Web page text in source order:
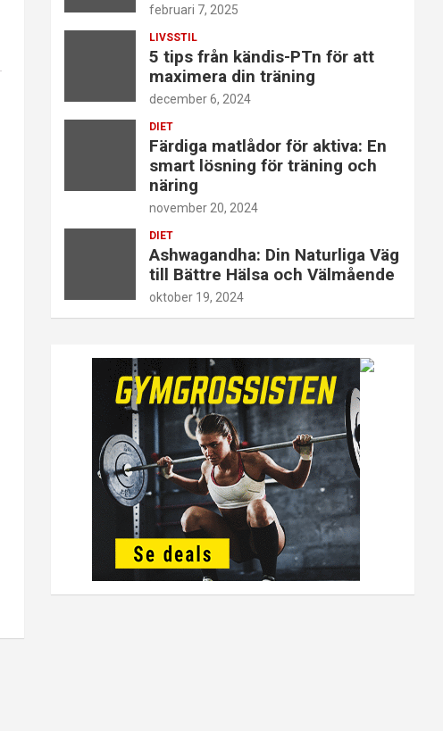
februari 7, 2025
LIVSSTIL
5 tips från kändis-PTn för att
maximera din träning
december 6, 2024
DIET
Färdiga matlådor för aktiva: En
smart lösning för träning och
näring
november 20, 2024
DIET
Ashwagandha: Din Naturliga Väg
till Bättre Hälsa och Välmående
oktober 19, 2024